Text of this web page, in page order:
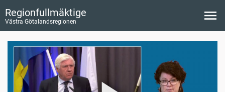
Regionfullmäktige
Västra Götalandsregionen